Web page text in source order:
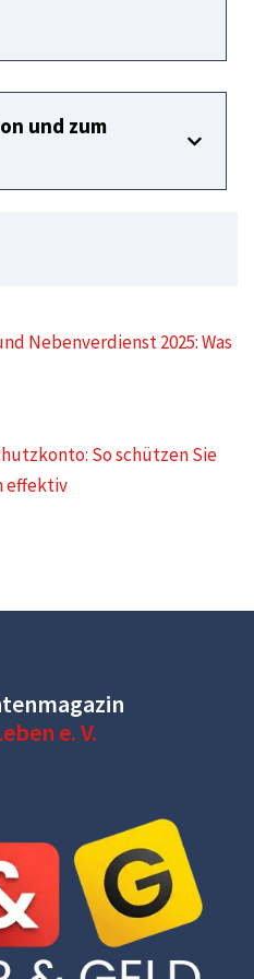
und zum
Nebenverdienst 2025: Was
So schützen Sie
effektiv
e. V.